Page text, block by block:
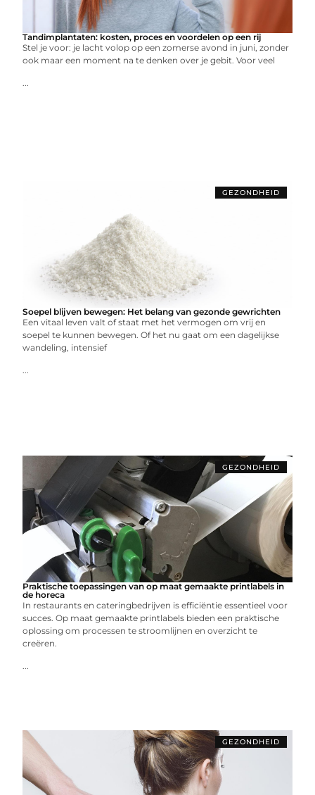
Tandimplantaten: kosten, proces en voordelen op een rij
Stel je voor: je lacht volop op een zomerse avond in juni, zonder
ook maar een moment na te denken over je gebit. Voor veel
...
GEZONDHEID
Soepel blijven bewegen: Het belang van gezonde gewrichten
Een vitaal leven valt of staat met het vermogen om vrij en
soepel te kunnen bewegen. Of het nu gaat om een dagelijkse
wandeling, intensief
...
GEZONDHEID
Praktische toepassingen van op maat gemaakte printlabels in
de horeca
In restaurants en cateringbedrijven is efficiëntie essentieel voor
succes. Op maat gemaakte printlabels bieden een praktische
oplossing om processen te stroomlijnen en overzicht te
creëren.
...
GEZONDHEID